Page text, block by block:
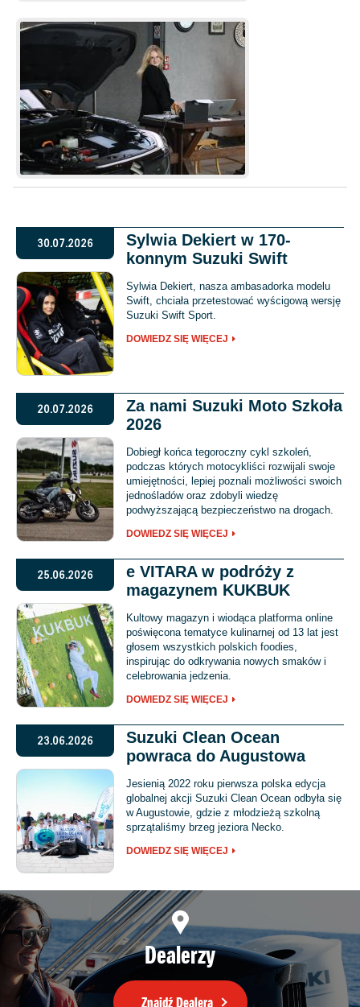
30.07.2026
Sylwia Dekiert w 170-
konnym Suzuki Swift
Sylwia Dekiert, nasza ambasadorka modelu
Swift, chciała przetestować wyścigową wersję
Suzuki Swift Sport.
DOWIEDZ SIĘ WIĘCEJ
20.07.2026
Za nami Suzuki Moto Szkoła
2026
Dobiegł końca tegoroczny cykl szkoleń,
podczas których motocykliści rozwijali swoje
umiejętności, lepiej poznali możliwości swoich
jednośladów oraz zdobyli wiedzę
podwyższającą bezpieczeństwo na drogach.
DOWIEDZ SIĘ WIĘCEJ
25.06.2026
e VITARA w podróży z
magazynem KUKBUK
Kultowy magazyn i wiodąca platforma online
poświęcona tematyce kulinarnej od 13 lat jest
głosem wszystkich polskich foodies,
inspirując do odkrywania nowych smaków i
celebrowania jedzenia.
DOWIEDZ SIĘ WIĘCEJ
23.06.2026
Suzuki Clean Ocean
powraca do Augustowa
Jesienią 2022 roku pierwsza polska edycja
globalnej akcji Suzuki Clean Ocean odbyła się
w Augustowie, gdzie z młodzieżą szkolną
sprzątaliśmy brzeg jeziora Necko.
DOWIEDZ SIĘ WIĘCEJ
Dealerzy
Znajdź Dealera